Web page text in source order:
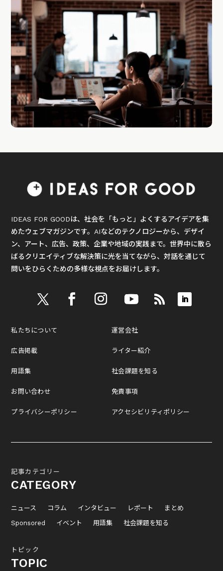
IDEAS FOR GOODは、社会を「もっと」よくするアイデアを集
めたウェブマガジンです。AIなどのテクノロジーから、デザイ
ン、アート、広告、政策、企業や地域の実践まで。世界中に散ら
ばるクリエイティブな解決策に光を当てながら、対話を通じて
問いをひらくための多様な視点をお届けします。
私たちについて
広告掲載
用語集
お問い合わせ
プライバシーポリシー
運営会社
ライター紹介
社会課題を知る
免責事項
アクセシビリティポリシー
記事カテゴリー
CATEGORY
ニュース コラム インタビュー レポート
まとめ
Sponsored
イベント 用語集 社会課題を知る
トピック
TOPIC